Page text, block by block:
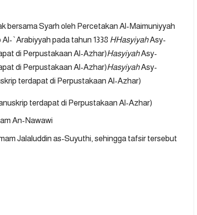
bersama Syarh oleh Percetakan Al-Maimuniyyah
`Arabiyyah pada tahun 1338 HHasyiyahAsy-
di Perpustakaan Al-Azhar)HasyiyahAsy-
di Perpustakaan Al-Azhar)HasyiyahAsy-
terdapat di Perpustakaan Al-Azhar)
terdapat di Perpustakaan Al-Azhar)
An-Nawawi
Jalaluddin as-Suyuthi, sehingga tafsir tersebut